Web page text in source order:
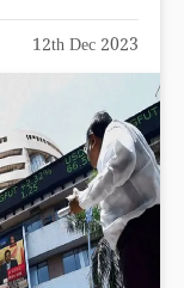
12th Dec 2023